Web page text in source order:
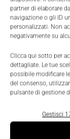
partner di elaborare
navigazione o gli ID
personalizzati. Non
negativamente su
Clicca qui sotto per
dettagliate. Le tue
possibile modificare
del consenso,
pulsante di gestione
Gestisci